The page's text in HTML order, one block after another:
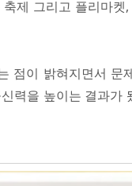
제 그리고 플리마
점이 밝혀지면서 문
력을 높이는 결과가